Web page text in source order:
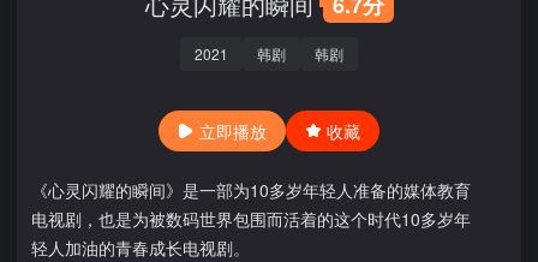
2021 韩剧 韩剧
立即播放 收藏
《心灵闪耀的瞬间》是一部为10多岁年轻人准备的媒体教育
电视剧，也是为被数码世界包围而活着的这个时代10多岁年
轻人加油的青春成长电视剧。